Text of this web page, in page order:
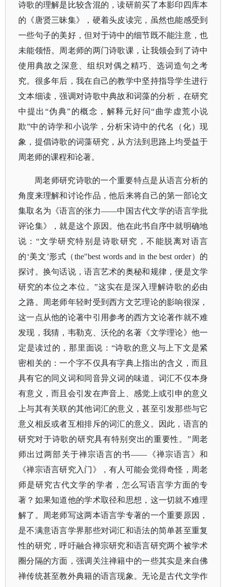
诗歌的理解是比较含混的，读研前买了本影印四库本
的《唐贤三昧集》，硬着头皮读完，虽然也能感受到
一些句子的美好，但对于诗中的细节既不能注意，也
未能领悟。周老师的两门诗歌课，让我领会到了诗中
使用典故之深意、组织对偶之精巧、选词造句之考
究。很多年后，我在自己的教学中坚持指导学生进行
文本细读，强调对诗歌中典故和词藻的分析，在研究
中提出“伪典”的概念，解释元好问“曲学虚荒小说
欺”中的诗学和小说学，分析宋诗中的代名（化）现
象，提倡诗歌的词藻研究，从方法到思路上均受益于
周老师的课程和论著。
周老师研究诗歌的一个重要特点是从语言分析的
角度来理解和讨论作品，他后来将自己的第一部论文
集取名为《语言的张力——中国古代文学的语言学批
评论集》，就是这个原因。他在此书自序中就明确地
说：“文学研究特别是诗歌研究，不能脱离对语言
的‘美文’形式（the"best words and in the best order）的
探讨。换句话说，语言艺术的奥秘和规律，便是文学
研究的本位之本位。”这实在是深入理解诗歌的必由
之路。周老师年轻时受到西方文艺理论的影响很深，
这一点从他的论著中引用参考的西方文论著作就不难
发现，我猜，韦勒克、沃伦的名著《文学理论》他一
定是读过的，那里面说：“诗歌的意义与上下文是紧
密相关的：一个字不仅具有字典上指出的含义，而且
具有它的同义词和同音异义词的味道。词汇不仅本身
有意义，而且会引发在声音上、感觉上或引申的意义
上与其有关联的其他词汇的意义，甚至引发那些与它
意义相反或者互相排斥的词汇的意义。因此，语言的
研究对于诗歌的研究具有特别突出的重要性。”周老
师出过两部关于禅宗语言的书——《禅宗语言》和
《禅宗语言研究入门》，有人可能会觉得奇怪，周老
师是研究古代文学的学者，怎么写语言学方面的专
著？如果知道他的学术取径和思想，这一切就不难理
解了。周老师写这两本语言学专著的一个重要原因，
是不满意语言学界那些对词汇和语法的简单甚至重复
性的研究，呼吁融合禅宗研究和语言研究两个被学术
圈分隔的方面，强调关注禅籍中的一些其实是来自佛
禅传统甚至教外典籍的语言现象。无论是古代文学作